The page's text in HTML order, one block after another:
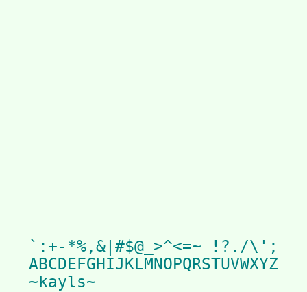
`:+-*%,&|#$@_>^<=~ !?./\';
ABCDEFGHIJKLMNOPQRSTUVWXYZ
~kayls~